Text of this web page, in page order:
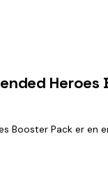
Booster Pack er